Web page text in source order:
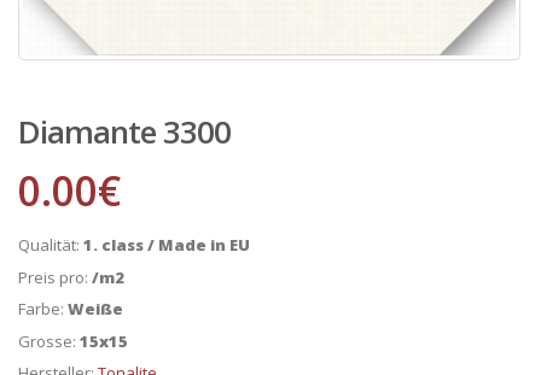
Diamante 3300
0.00€
Qualität: 1. class / Made in EU
Preis pro: /m2
Farbe: Weiße
Grosse: 15x15